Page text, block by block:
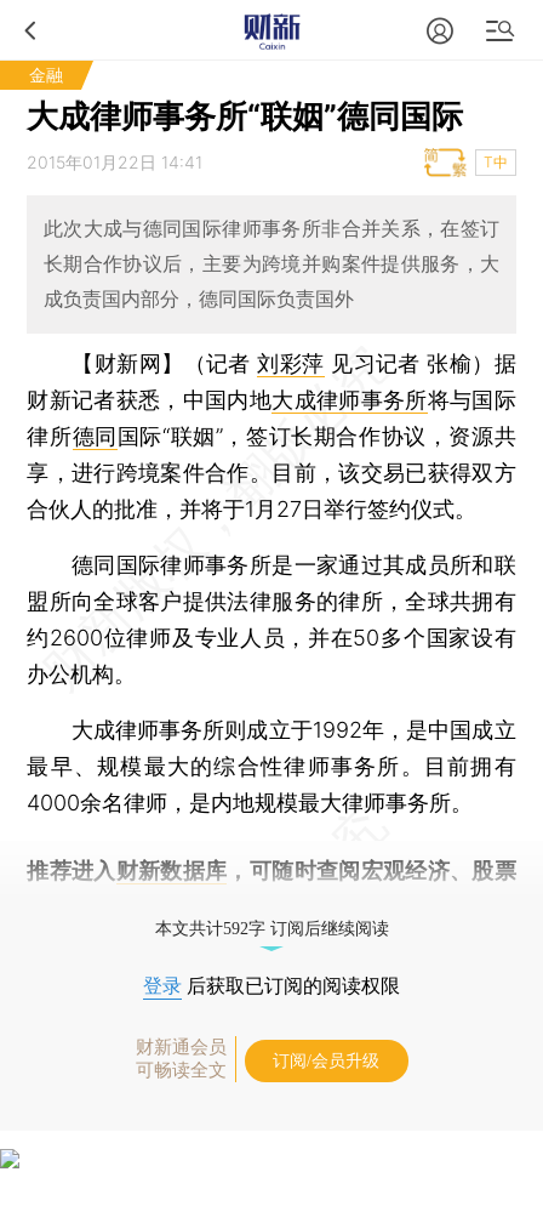
金融
大成律师事务所“联姻”德同国际
2015年01月22日 14:41 T中
此次大成与德同国际律师事务所非合并关系，在签订
长期合作协议后，主要为跨境并购案件提供服务，大
成负责国内部分，德同国际负责国外
【财新网】（记者刘彩萍 见习记者 张榆） 据
财新记者获悉，中国内地大成律师事务所将与国际
律所德同 国际“联姻”，签订长期合作协议，资源共
享，进行跨境案件合作。目前，该交易已获得双方
合伙人的批准，并将于1月27日举行签约仪式。
德同国际律师事务所是一家通过其成员所和联
盟所向全球客户提供法律服务的律所，全球共拥有
约2600位律师及专业人员，并在50多个国家设有
办公机构。
大成律师事务所则成立于1992年，是中国成立
最早、规模最大的综合性律师事务所。目前拥有
4000余名律师，是内地规模最大律师事务所。
推荐进入 财新数据库 ，可随时查阅宏观经济、股票
本文共计592字 订阅后继续阅读
登录 后获取已订阅的阅读权限
财新通会员
可畅读全文
订阅/会员升级